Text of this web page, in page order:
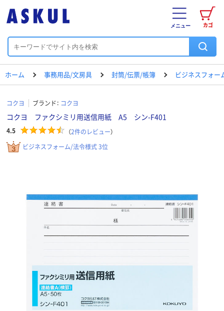
カゴ
メニュー
ホーム 事務用品/文房具 封筒/伝票/帳簿 ビジネスフォー
コクヨ ブランド： コクヨ
コクヨ ファクシミリ用送信用紙 A5 シン-F401
4.5 （2件のレビュー）
ビジネスフォーム/法令様式 3位